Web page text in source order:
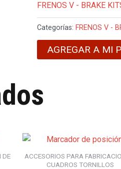
FRENOS V - BRAKE
Categorías: FRENOS V -
AGREGAR A MI
DE
ACCESORIOS PARA
CUADROS TORNILLOS